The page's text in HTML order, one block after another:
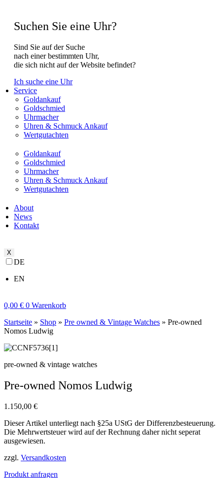
Suchen Sie eine Uhr?
Sind Sie auf der Suche
nach einer bestimmten Uhr,
die sich nicht auf der Website befindet?
Ich suche eine Uhr
Service
Goldankauf
Goldschmied
Uhrmacher
Uhren & Schmuck Ankauf
Wertgutachten
Goldankauf
Goldschmied
Uhrmacher
Uhren & Schmuck Ankauf
Wertgutachten
About
News
Kontakt
X
DE
EN
0,00 € 0 Warenkorb
Startseite » Shop » Pre owned & Vintage Watches » Pre-owned
Nomos Ludwig
pre-owned & vintage watches
Pre-owned Nomos Ludwig
1.150,00 €
Dieser Artikel unterliegt nach §25a UStG der Differenzbesteuerung.
Die Mehrwertsteuer wird auf der Rechnung daher nicht seperat
ausgewiesen.
zzgl. Versandkosten
Produkt anfragen